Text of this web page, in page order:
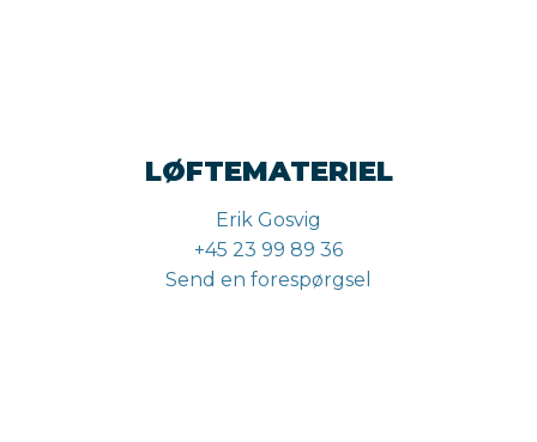
LØFTEMATERIEL
Erik Gosvig
+45 23 99 89 36
Send en forespørgsel